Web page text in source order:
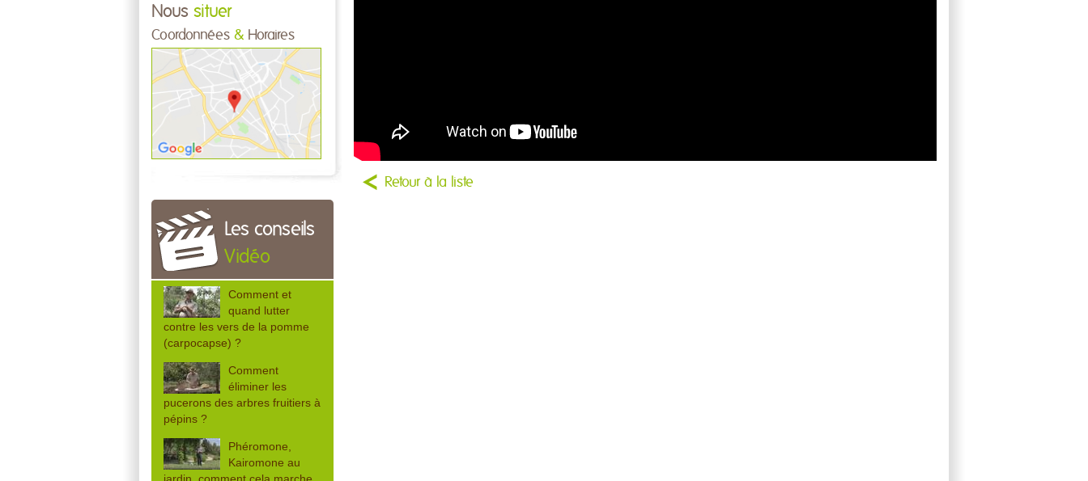
Nous situer
Coordonnées & Horaires
Les conseils
Vidéo
Comment et
quand lutter
contre les vers de la pomme
(carpocapse) ?
Comment
éliminer les
pucerons des arbres fruitiers à
pépins ?
Phéromone,
Kairomone au
Retour à la liste